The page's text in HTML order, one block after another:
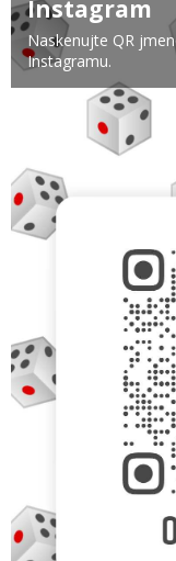
Instagram
Naskenujte QR
Instagramu.